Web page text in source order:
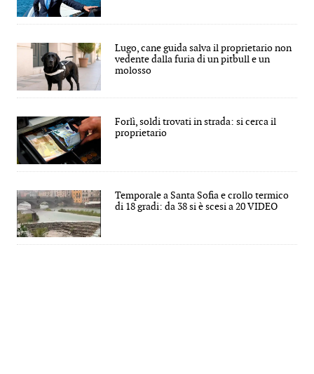
Lugo, cane guida salva il proprietario non
vedente dalla furia di un pitbull e un
molosso
Forlì, soldi trovati in strada: si cerca il
proprietario
Temporale a Santa Sofia e crollo termico
di 18 gradi: da 38 si è scesi a 20 VIDEO